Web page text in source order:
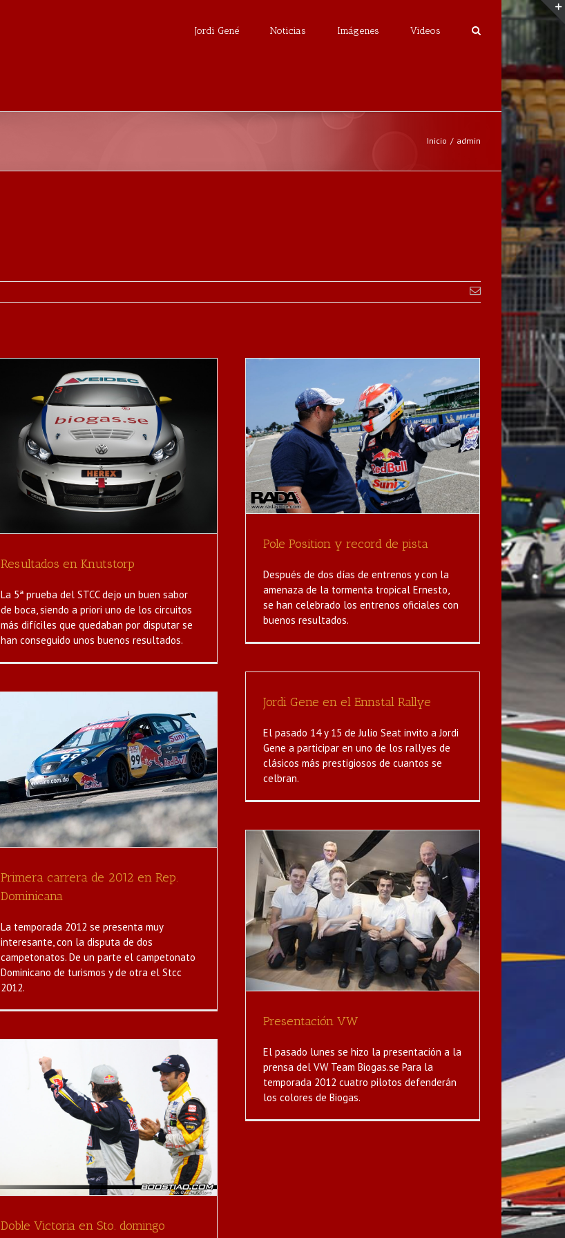
Jordi Gené Noticias Imágenes Videos
Inicio / admin
Resultados en Knutstorp
La 5ª prueba del STCC dejo un buen sabor
de boca, siendo a priori uno de los circuitos
más difíciles que quedaban por disputar se
han conseguido unos buenos resultados.
Pole Position y record de pista
Noticias
Pole Position y record de pista
Después de dos días de entrenos y con la
amenaza de la tormenta tropical Ernesto,
se han celebrado los entrenos oficiales con
buenos resultados.
Jordi Gene en el Ennstal Rallye
El pasado 14 y 15 de Julio Seat invito a Jordi
Gene a participar en uno de los rallyes de
clásicos más prestigiosos de cuantos se
celbran.
Primera carrera de 2012 en Rep.
Dominicana
La temporada 2012 se presenta muy
interesante, con la disputa de dos
campetonatos. De un parte el campetonato
Dominicano de turismos y de otra el Stcc
2012.
Noticias
Presentación VW
El pasado lunes se hizo la presentación a la
prensa del VW Team Biogas.se Para la
temporada 2012 cuatro pilotos defenderán
los colores de Biogas.
Doble Victoria en Sto. domingo